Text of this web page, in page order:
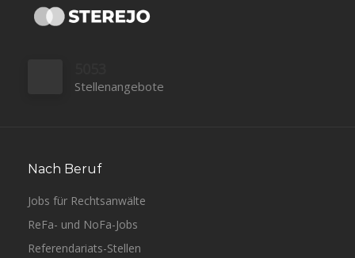
Stellenangebote
Nach Beruf
Jobs für Rechtsanwälte
ReFa- und NoFa-Jobs
Referendariats-Stellen